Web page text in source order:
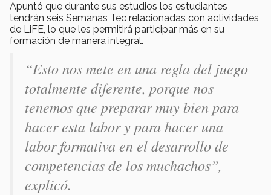
Apuntó que durante sus estudios los estudiantes
tendrán seis Semanas Tec relacionadas con actividades
de LiFE, lo que les permitirá participar más en su
formación de manera integral.
“Esto nos mete en una regla del juego
totalmente diferente, porque nos
tenemos que preparar muy bien para
hacer esta labor y para hacer una
labor formativa en el desarrollo de
competencias de los muchachos”,
explicó.